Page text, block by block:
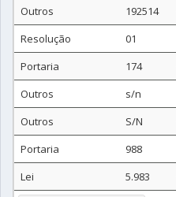
Outros
192514
Resolução
01
Portaria
174
Outros
s/n
Outros
S/N
Portaria
988
Lei
5.983